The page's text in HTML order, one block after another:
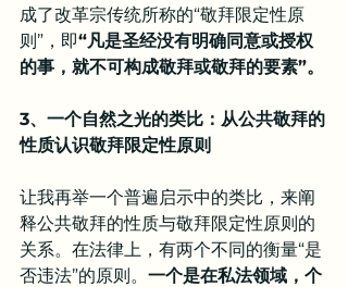
成了改革宗传统所称的“敬拜限定性原
则”，即“凡是圣经没有明确同意或授权
的事，就不可构成敬拜或敬拜的要素”。
3、一个自然之光的类比：从公共敬拜的
性质认识敬拜限定性原则
让我再举一个普遍启示中的类比，来阐
释公共敬拜的性质与敬拜限定性原则的
关系。在法律上，有两个不同的衡量“是
否违法”的原则。 一个是在私法领域，个